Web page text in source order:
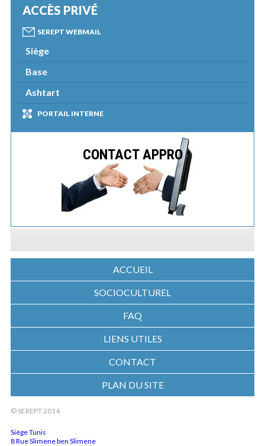
ACCÈS PRIVÉ
SEREPT WEBMAIL
Siège
Base
Ashtart
PORTAIL INTERNE
CONTACT APPRO
ACCUEIL
SOCIOCULTUREL
FAQ
LIENS UTILES
CONTACT
PLAN DU SITE
© SEREPT 2014
Siège Tunis
8 Rue Slimene ben Slimene